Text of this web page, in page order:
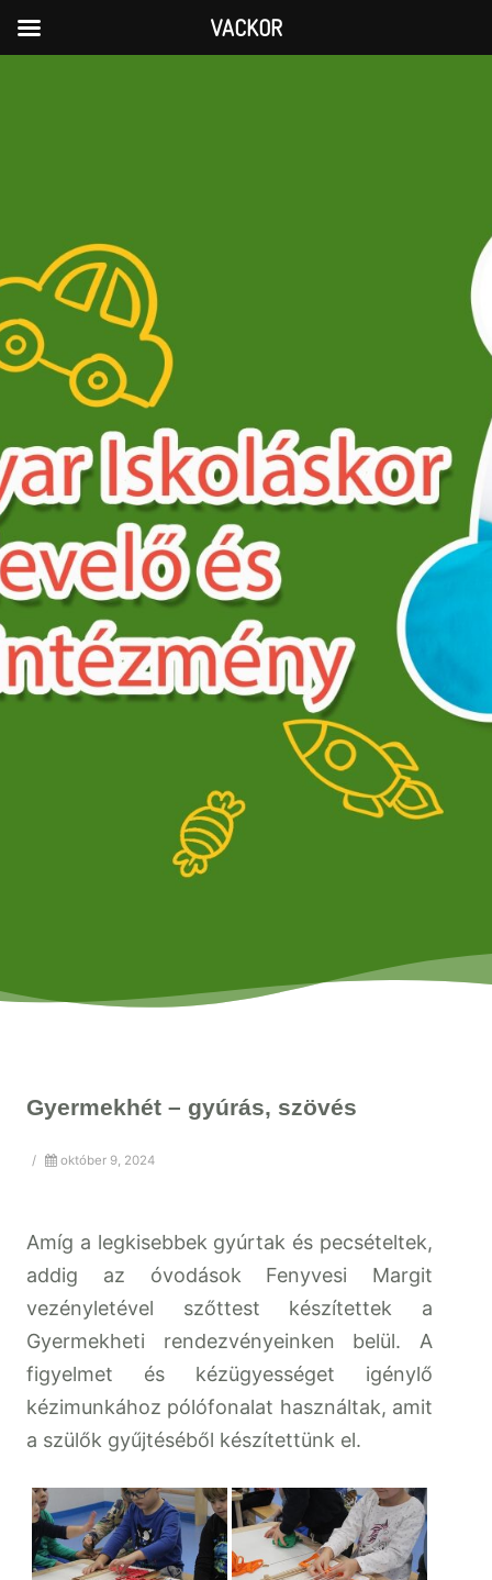
Gyermekhét – gyúrás, szövés
/ október 9, 2024
Amíg a legkisebbek gyúrtak és pecsételtek,
addig az óvodások Fenyvesi Margit
vezényletével szőttest készítettek a
Gyermekheti rendezvényeinken belül. A
figyelmet és kézügyességet igénylő
kézimunkához pólófonalat használtak, amit
a szülők gyűjtéséből készítettünk el.
VACKOR